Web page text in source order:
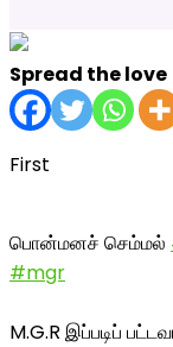
Spread the love
First
பொன்மனச் செம்மல்
#mgr
M.G.R இப்படிப்